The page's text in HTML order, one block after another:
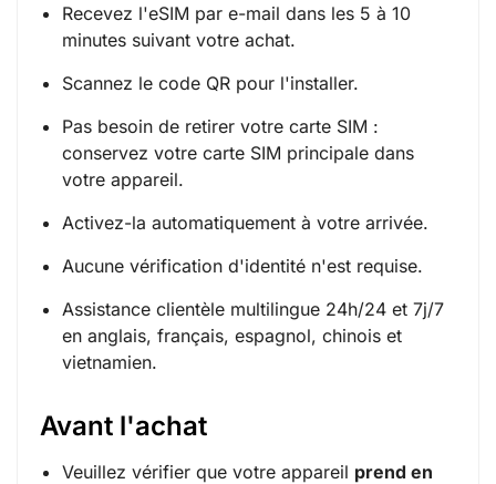
Recevez l'eSIM par e-mail dans les 5 à 10
minutes suivant votre achat.
Scannez le code QR pour l'installer.
Pas besoin de retirer votre carte SIM :
conservez votre carte SIM principale dans
votre appareil.
Activez-la automatiquement à votre arrivée.
Aucune vérification d'identité n'est requise.
Assistance clientèle multilingue 24h/24 et 7j/7
en anglais, français, espagnol, chinois et
vietnamien.
Avant l'achat
Veuillez vérifier que votre appareil prend en